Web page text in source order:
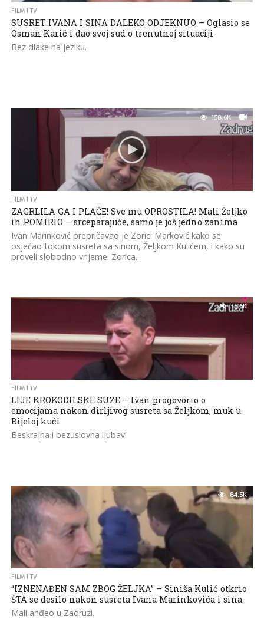
FILM I TV
SUSRET IVANA I SINA DALEKO ODJEKNUO – Oglasio se
Osman Karić i dao svoj sud o trenutnoj situaciji
Bez dlake na jeziku.
158.6K
FILM I TV
ZAGRLILA GA I PLAČE! Sve mu OPROSTILA! Mali Željko
ih POMIRIO – srceparajuće, samo je još jedno zanima
Ivan Marinković prepričavao je Zorici Marković kako se
osjećao tokom susreta sa sinom, Željkom Kulićem, i kako su
proveli slobodno vrijeme. Zorica...
35.6K
FILM I TV
LIJE KROKODILSKE SUZE – Ivan progovorio o
emocijama nakon dirljivog susreta sa Željkom, muk u
Bijeloj kući
Beskrajna i bezuslovna ljubav!
84.5K
FILM I TV
“IZNENAĐEN SAM ZBOG ŽELJKA” – Siniša Kulić otkrio
ŠTA se desilo nakon susreta Ivana Marinkovića i sina
Mali anđeo u Zadruzi.